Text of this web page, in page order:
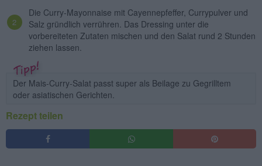
Die Curry-Mayonnaise mit Cayennepfeffer, Currypulver und
Salz gründlich verrühren. Das Dressing unter die
vorbereiteten Zutaten mischen und den Salat rund 2 Stunden
ziehen lassen.
Der Mais-Curry-Salat passt super als Beilage zu Gegrilltem
oder asiatischen Gerichten.
Rezept teilen